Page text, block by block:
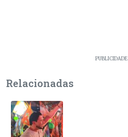
PUBLICIDADE
Relacionadas